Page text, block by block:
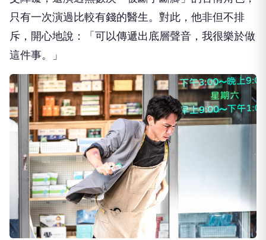
日）在媒體茶敘中談及演藝之路，原來他簡直是「邊
緣人專業戶」，出道至今從妥瑞症、視障、口吃、社
交障礙，還演過無數次「被斷手斷腳」的苦情角色，
斥，開心地說：「可以傳遞出底層聲音，我很樂於做
這件事。」